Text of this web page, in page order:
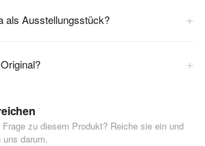
als Ausstellungsstück? +
+
zu diesem Produkt? Reiche sie ein und
uns darum.